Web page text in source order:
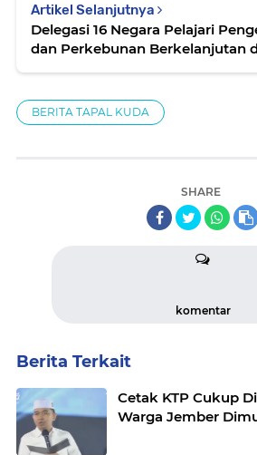
Artikel Selanjutnya
Delegasi 16 Negara Pelajari
dan Perkebunan Berkelanjutan
BERITA TAPAL KUDA
SHARE
komentar
Berita Terkait
Cetak KTP Cukup
Warga Jember